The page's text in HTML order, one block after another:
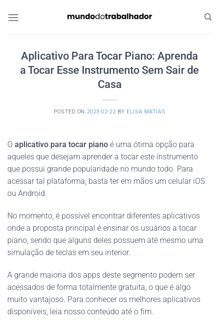
Aplicativo Para Tocar Piano: Aprenda
a Tocar Esse Instrumento Sem Sair de
Casa
POSTED ON 2023-02-22 BY ELISA MATIAS
O aplicativo para tocar piano é uma ótima opção para
aqueles que desejam aprender a tocar este instrumento
que possui grande popularidade no mundo todo. Para
acessar tal plataforma, basta ter em mãos um celular iOS
ou Android.
No momento, é possível encontrar diferentes aplicativos
onde a proposta principal é ensinar os usuários a tocar
piano, sendo que alguns deles possuem até mesmo uma
simulação de teclas em seu interior.
A grande maioria dos apps deste segmento podem ser
acessados de forma totalmente gratuita, o que é algo
muito vantajoso. Para conhecer os melhores aplicativos
disponíveis, leia nosso conteúdo até o fim.